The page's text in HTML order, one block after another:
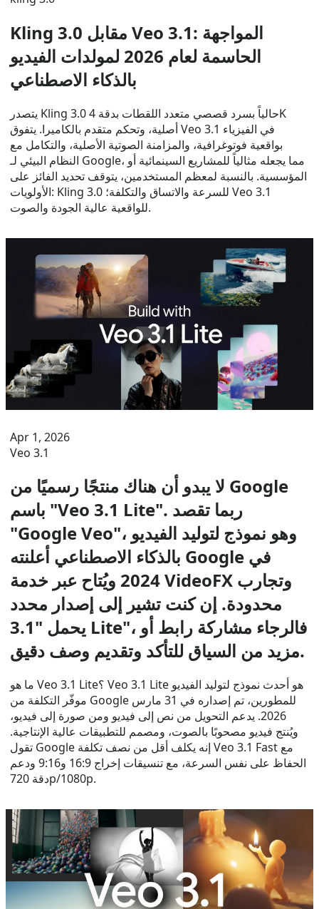
Kling 3.0 مقابل Veo 3.1: المواجهة
الحاسمة لعام 2026 لمولدات الفيديو
بالذكاء الاصطناعي
يتصدر Kling 3.0 حالياً بسرد قصصي متعدد اللقطات بدقة 4K
أصلية، وتحكم متقدم بالكاميرا. يتفوق Veo 3.1 في الفيزياء
بواقعية فوتوغرافية، والمزامنة الصوتية الأصلية، والتكامل مع
النظام البيئي لـ Google، مما يجعله مثالياً للمشاريع السينمائية أو
المؤسسية. بالنسبة لمعظم المستخدمين، يتوقف تحديد الفائز على
الأولويات: Kling 3.0 للسرعة والاتساق والتكلفة؛ Veo 3.1
للواقعية عالية الجودة والصوت.
Apr 1, 2026
Veo 3.1
لا يبدو أن هناك منتجًا رسميًا من Google
باسم "Veo 3.1 Lite". ربما تقصد
"Google Veo"، وهو نموذج لتوليد الفيديو
بالذكاء الاصطناعي أعلنته Google في
2024 ويُتاح عبر خدمة VideoFX وتجارب
محدودة. إن كنت تشير إلى إصدار محدد
يحمل "3.1 Lite"، فالرجاء مشاركة رابط أو
مزيد من السياق للتأكد وتقديم وصف دقيق.
ما هو Veo 3.1 Lite؟ Veo 3.1 Lite هو أحدث نموذج لتوليد الفيديو
موفّر التكلفة من Google للمطورين، تم إصداره في 31 مارس
2026. يدعم التحويل من نص إلى فيديو ومن صورة إلى فيديو،
ويُنتج فيديو مصحوبًا بالصوت، ومصمم للتطبيقات عالية الإنتاجية.
تقول Google إنه يكلف أقل من نصف تكلفة Veo 3.1 Fast مع
الحفاظ على نفس السرعة، مع تنسيقات إخراج 16:9 و9:16 ودعم
دقة 720p/1080p.